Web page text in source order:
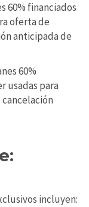
60% financiados
oferta de
anticipada de
60%
usadas para
incluyen: